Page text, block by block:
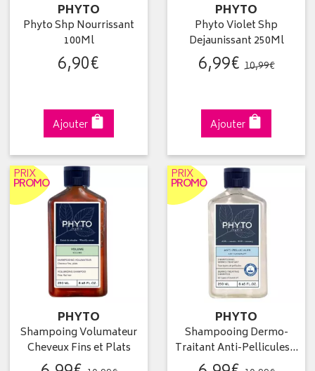
PHYTO
Phyto Shp Nourrissant
100Ml
6,90€
Ajouter
PHYTO
Phyto Violet Shp
Dejaunissant 250Ml
6,99€ 10,99€
Ajouter
PRIX
PROMO
PHYTO
Shampoing Volumateur
Cheveux Fins et Plats
PRIX
PROMO
PHYTO
Shampooing Dermo-
Traitant Anti-Pellicules…